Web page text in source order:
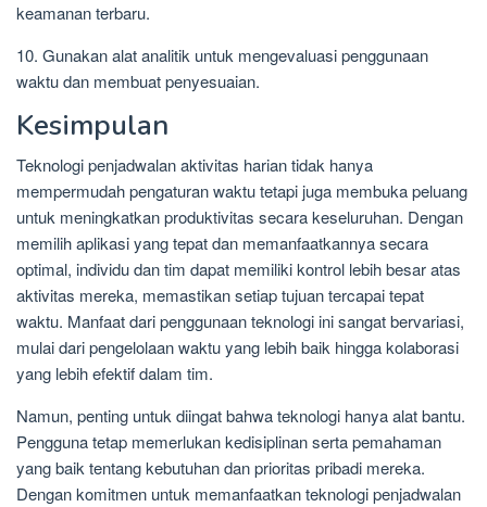
keamanan terbaru.
10. Gunakan alat analitik untuk mengevaluasi penggunaan
waktu dan membuat penyesuaian.
Kesimpulan
Teknologi penjadwalan aktivitas harian tidak hanya
mempermudah pengaturan waktu tetapi juga membuka peluang
untuk meningkatkan produktivitas secara keseluruhan. Dengan
memilih aplikasi yang tepat dan memanfaatkannya secara
optimal, individu dan tim dapat memiliki kontrol lebih besar atas
aktivitas mereka, memastikan setiap tujuan tercapai tepat
waktu. Manfaat dari penggunaan teknologi ini sangat bervariasi,
mulai dari pengelolaan waktu yang lebih baik hingga kolaborasi
yang lebih efektif dalam tim.
Namun, penting untuk diingat bahwa teknologi hanya alat bantu.
Pengguna tetap memerlukan kedisiplinan serta pemahaman
yang baik tentang kebutuhan dan prioritas pribadi mereka.
Dengan komitmen untuk memanfaatkan teknologi penjadwalan